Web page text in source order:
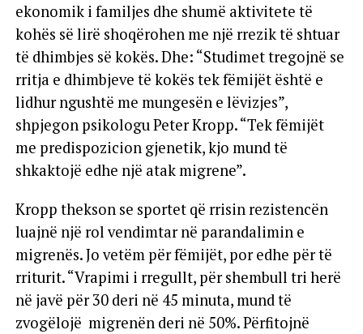
ekonomik i familjes dhe shumë aktivitete të
kohës së lirë shoqërohen me një rrezik të shtuar
të dhimbjes së kokës. Dhe: “Studimet tregojnë se
rritja e dhimbjeve të kokës tek fëmijët është e
lidhur ngushtë me mungesën e lëvizjes”,
shpjegon psikologu Peter Kropp. “Tek fëmijët
me predispozicion gjenetik, kjo mund të
shkaktojë edhe një atak migrene”.
Kropp thekson se sportet që rrisin rezistencën
luajnë një rol vendimtar në parandalimin e
migrenës. Jo vetëm për fëmijët, por edhe për të
rriturit. “Vrapimi i rregullt, për shembull tri herë
në javë për 30 deri në 45 minuta, mund të
zvogëlojë migrenën deri në 50%. Përfitojnë